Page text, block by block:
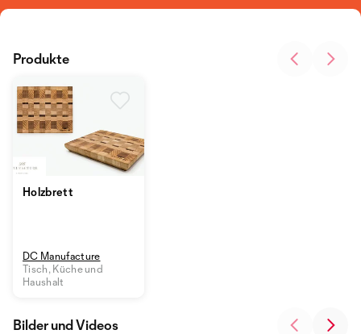
Holzbrett
DC Manufacture
Tisch, Küche und
Haushalt
Produkte
Bilder und Videos